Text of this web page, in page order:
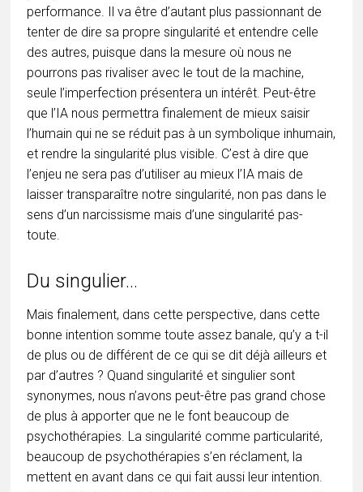
performance. Il va être d’autant plus passionnant de
tenter de dire sa propre singularité et entendre celle
des autres, puisque dans la mesure où nous ne
pourrons pas rivaliser avec le tout de la machine,
seule l’imperfection présentera un intérêt. Peut-être
que l’IA nous permettra finalement de mieux saisir
l’humain qui ne se réduit pas à un symbolique inhumain,
et rendre la singularité plus visible. C’est à dire que
l’enjeu ne sera pas d’utiliser au mieux l’IA mais de
laisser transparaître notre singularité, non pas dans le
sens d’un narcissisme mais d’une singularité pas-
toute.
Du singulier…
Mais finalement, dans cette perspective, dans cette
bonne intention somme toute assez banale, qu’y a t-il
de plus ou de différent de ce qui se dit déjà ailleurs et
par d’autres ? Quand singularité et singulier sont
synonymes, nous n’avons peut-être pas grand chose
de plus à apporter que ne le font beaucoup de
psychothérapies. La singularité comme particularité,
beaucoup de psychothérapies s’en réclament, la
mettent en avant dans ce qui fait aussi leur intention.